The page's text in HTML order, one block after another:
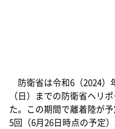
防衛省は令和6（2024）
（日）までの防衛省ヘリ
た。この期間で離着陸が
5回（6月26日時点の予定）